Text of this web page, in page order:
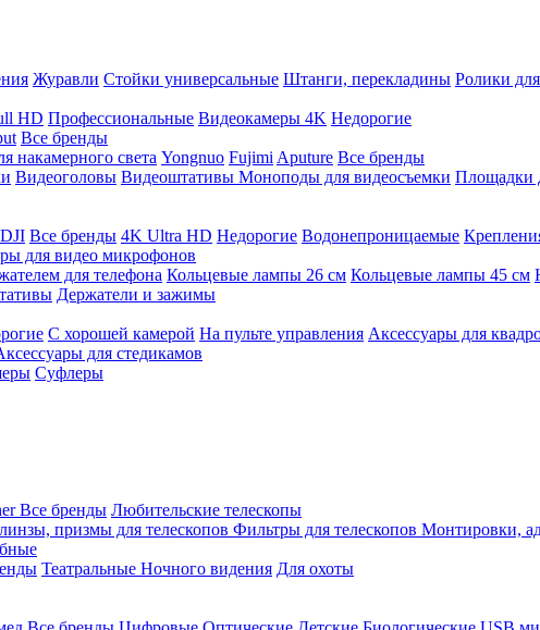
Журавли Стойки универсальные Штанги, перекладины Ролики
HD Профессиональные Видеокамеры 4K Недорогие
Все бренды
накамерного света Yongnuo Fujimi Aputure Все бренды
Видеоголовы Видеоштативы Моноподы для видеосъемки Площадки
DJI Все бренды 4K Ultra HD Недорогие Водонепроницаемые
для видео микрофонов
для телефона Кольцевые лампы 26 см Кольцевые лампы 45 см
Держатели и зажимы
С хорошей камерой На пульте управления Аксессуары для
для стедикамов
Суфлеры
Все бренды Любительские телескопы
призмы для телескопов Фильтры для телескопов Монтировки,
Театральные Ночного видения Для охоты